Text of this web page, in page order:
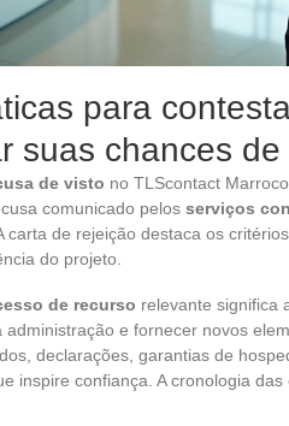
para
suas chances
de visto no TLScontact
comunicado pelos serviços
carta de rejeição destaca os
do projeto.
de recurso relevante significa
administração e fornecer novos
declarações, garantias de
inspire confiança. A cronologia